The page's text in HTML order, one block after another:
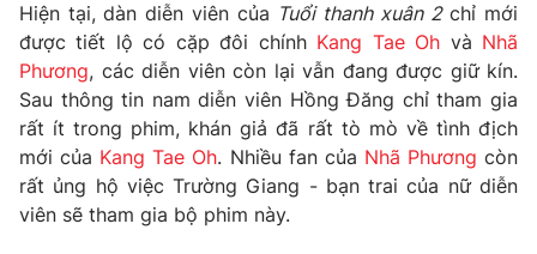
Tổng đài VTV:024.38 355 931 - 024.38 355 932
Ðiện thoại Thời báo VTV:
024.66 897 897
Email:toasoan@vtv.vn
Liên hệ quảng cáo: 024-7300.7108
Hiện tại, dàn diễn viên của Tuổi thanh xuân 2chỉ mới
được tiết lộ có cặp đôi chính Kang Tae Oh và Nhã
Phương, các diễn viên còn lại vẫn đang được giữ kín.
Sau thông tin nam diễn viên Hồng Đăng chỉ tham gia
rất ít trong phim, khán giả đã rất tò mò về tình địch
mới của Kang Tae Oh. Nhiều fan của Nhã Phương còn
rất ủng hộ việc Trường Giang - bạn trai của nữ diễn
viên sẽ tham gia bộ phim này.